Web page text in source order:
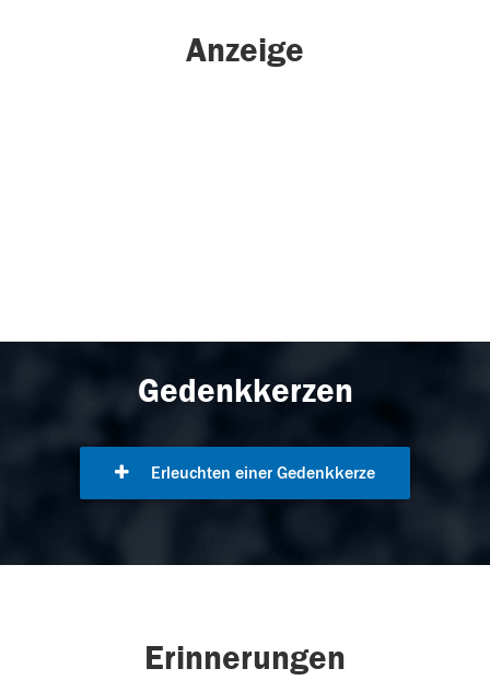
Anzeige
Gedenkkerzen
Erleuchten einer Gedenkkerze
Erinnerungen